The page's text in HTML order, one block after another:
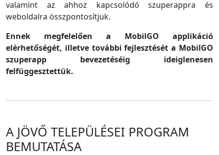
valamint az ahhoz kapcsolódó szuperappra és
weboldalra összpontosítjuk.
Ennek megfelelően a MobilGO applikáció
elérhetőségét, illetve további fejlesztését a MobilGO
szuperapp bevezetéséig ideiglenesen
felfüggesztettük.
A JÖVŐ TELEPÜLÉSEI PROGRAM
BEMUTATÁSA